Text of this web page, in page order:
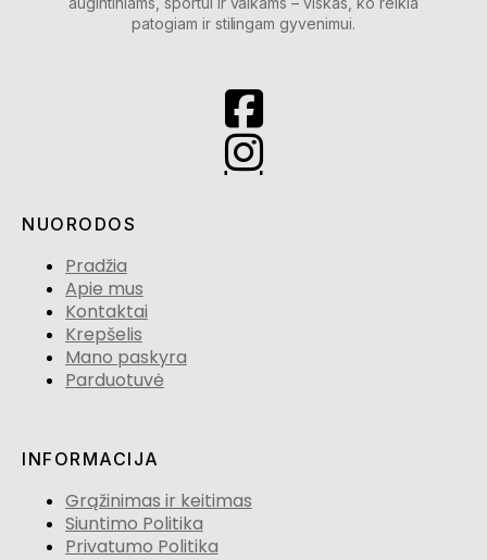
patogiam ir stilingam gyvenimui.
NUORODOS
Pradžia
Apie mus
Kontaktai
Krepšelis
Mano paskyra
Parduotuvė
INFORMACIJA
Grąžinimas ir keitimas
Siuntimo Politika
Privatumo Politika